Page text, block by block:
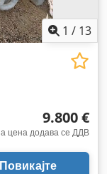
1 / 13
9.800 €
цена додава се ДДВ
Повикајте